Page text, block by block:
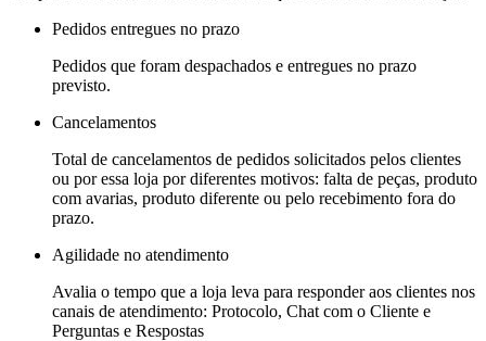
Pedidos entregues no prazo
Pedidos que foram despachados e entregues no prazo
previsto.
Cancelamentos
Total de cancelamentos de pedidos solicitados pelos clientes
ou por essa loja por diferentes motivos: falta de peças, produto
com avarias, produto diferente ou pelo recebimento fora do
prazo.
Agilidade no atendimento
Avalia o tempo que a loja leva para responder aos clientes nos
canais de atendimento: Protocolo, Chat com o Cliente e
Perguntas e Respostas